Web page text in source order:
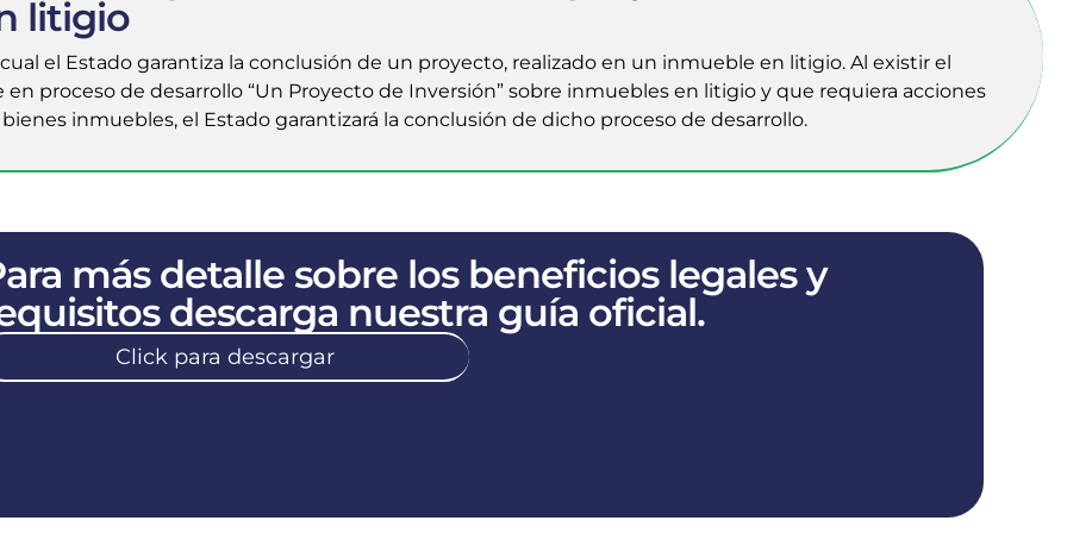
litigio
el Estado garantiza la conclusión de un proyecto, realizado en un inmueble en litigio. Al existir el
proceso de desarrollo “Un Proyecto de Inversión” sobre inmuebles en litigio y que requiera acciones
inmuebles, el Estado garantizará la conclusión de dicho proceso de desarrollo.​
más detalle sobre los beneficios legales y
descarga nuestra guía oficial.
Click para descargar